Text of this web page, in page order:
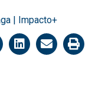
| Impacto+